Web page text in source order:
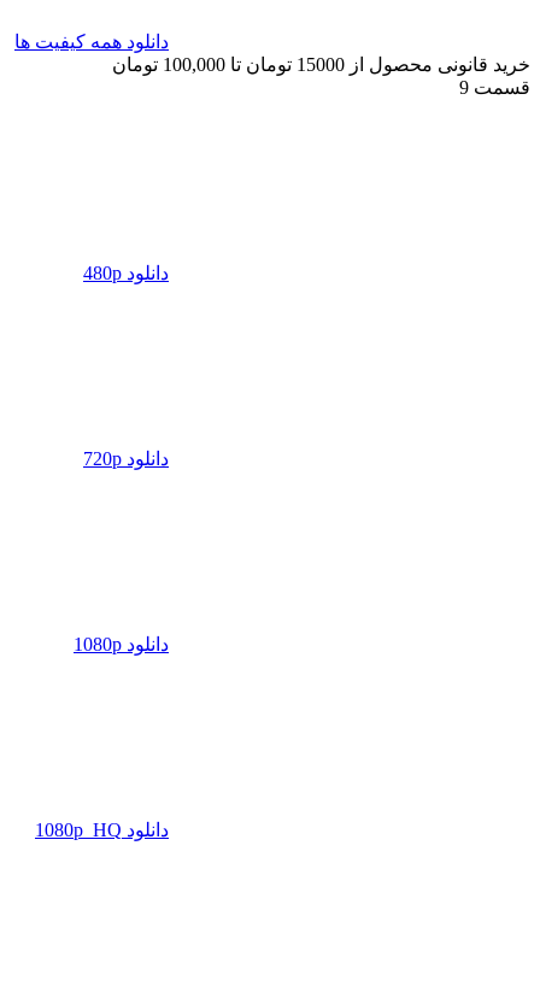
دانلود همه کیفیت ها
خرید قانونی محصول از 15000 تومان تا 100,000 تومان
قسمت 9
دانلود 480p
دانلود 720p
دانلود 1080p
دانلود 1080p_HQ